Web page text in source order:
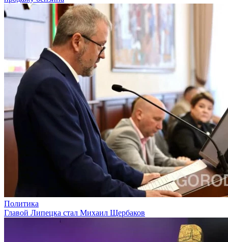
Политика
Главой Липецка стал Михаил Щербаков